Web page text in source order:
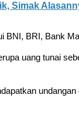
Simak
BNI, BRI, Bank
uang tunai